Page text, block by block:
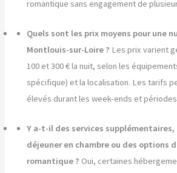
romantique sans engagement de
Quels sont les prix moyens pour une
Montlouis-sur-Loire ? Les prix varient
100 et 300 € la nuit, selon les
spécifique) et la localisation. Les tarifs
élevés durant les week-ends et
Y a-t-il des services
déjeuner en chambre ou des options
romantique ? Oui, certaines